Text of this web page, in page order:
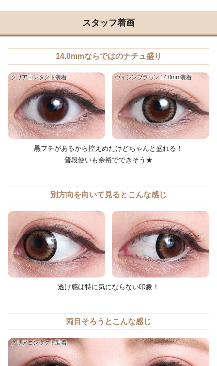
スタッフ着画
14.0mmならではのナチュ盛り
クリアコンタクト装着 ヴィジンブラウン 14.0mm装着
黒フチがあるから控えめだけどちゃんと盛れる！
普段使いも余裕でできそう★
別方向を向いて見るとこんな感じ
透け感は特に気にならない印象！
両目そろうとこんな感じ
クリアコンタクト装着